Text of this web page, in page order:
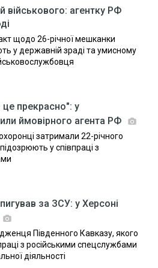
військового: агентку РФ
щодо 26-річної мешканки
у державній зраді та умисному
прекрасно": у
ймовірного агента РФ
затримали 22-річного
у співпраці з
за ЗСУ: у Херсоні
Південного Кавказу, якого
з російськими спецслужбами
діяльності